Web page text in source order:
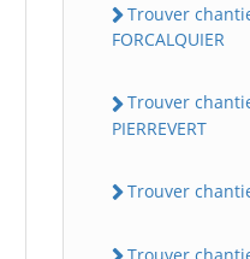
Trouver
FORCALQUIER
Trouver
PIERREVERT
Trouver